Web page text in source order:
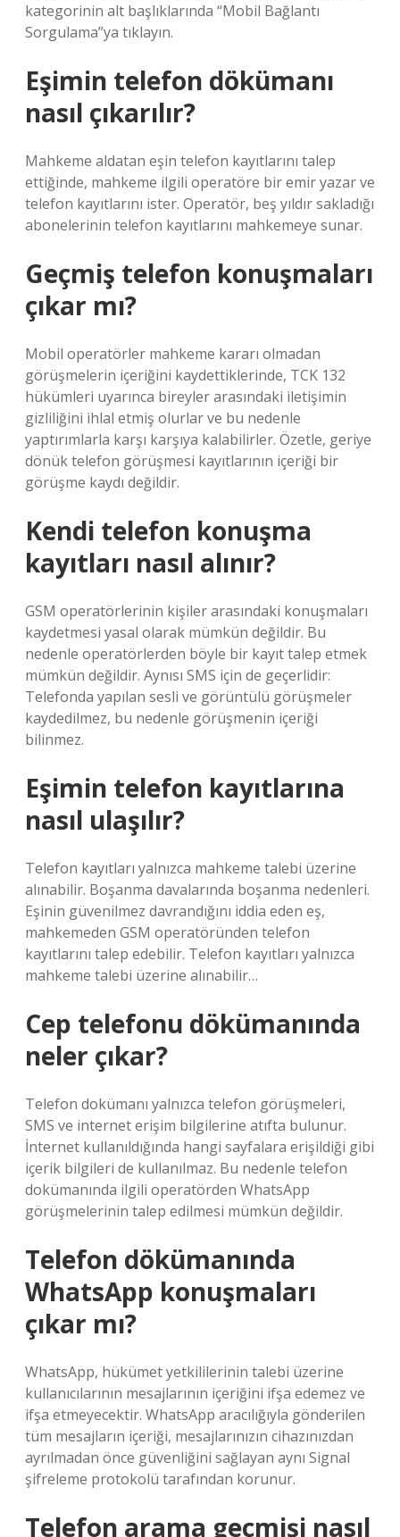
kategorinin alt başlıklarında “Mobil Bağlantı
Sorgulama”ya tıklayın.
Eşimin telefon dökümanı
nasıl çıkarılır?
Mahkeme aldatan eşin telefon kayıtlarını talep
ettiğinde, mahkeme ilgili operatöre bir emir yazar ve
telefon kayıtlarını ister. Operatör, beş yıldır sakladığı
abonelerinin telefon kayıtlarını mahkemeye sunar.
Geçmiş telefon konuşmaları
çıkar mı?
Mobil operatörler mahkeme kararı olmadan
görüşmelerin içeriğini kaydettiklerinde, TCK 132
hükümleri uyarınca bireyler arasındaki iletişimin
gizliliğini ihlal etmiş olurlar ve bu nedenle
yaptırımlarla karşı karşıya kalabilirler. Özetle, geriye
dönük telefon görüşmesi kayıtlarının içeriği bir
görüşme kaydı değildir.
Kendi telefon konuşma
kayıtları nasıl alınır?
GSM operatörlerinin kişiler arasındaki konuşmaları
kaydetmesi yasal olarak mümkün değildir. Bu
nedenle operatörlerden böyle bir kayıt talep etmek
mümkün değildir. Aynısı SMS için de geçerlidir:
Telefonda yapılan sesli ve görüntülü görüşmeler
kaydedilmez, bu nedenle görüşmenin içeriği
bilinmez.
Eşimin telefon kayıtlarına
nasıl ulaşılır?
Telefon kayıtları yalnızca mahkeme talebi üzerine
alınabilir. Boşanma davalarında boşanma nedenleri.
Eşinin güvenilmez davrandığını iddia eden eş,
mahkemeden GSM operatöründen telefon
kayıtlarını talep edebilir. Telefon kayıtları yalnızca
mahkeme talebi üzerine alınabilir…
Cep telefonu dökümanında
neler çıkar?
Telefon dokümanı yalnızca telefon görüşmeleri,
SMS ve internet erişim bilgilerine atıfta bulunur.
İnternet kullanıldığında hangi sayfalara erişildiği gibi
içerik bilgileri de kullanılmaz. Bu nedenle telefon
dokümanında ilgili operatörden WhatsApp
görüşmelerinin talep edilmesi mümkün değildir.
Telefon dökümanında
WhatsApp konuşmaları
çıkar mı?
WhatsApp, hükümet yetkililerinin talebi üzerine
kullanıcılarının mesajlarının içeriğini ifşa edemez ve
ifşa etmeyecektir. WhatsApp aracılığıyla gönderilen
tüm mesajların içeriği, mesajlarınızın cihazınızdan
ayrılmadan önce güvenliğini sağlayan aynı Signal
şifreleme protokolü tarafından korunur.
Telefon arama geçmişi nasıl